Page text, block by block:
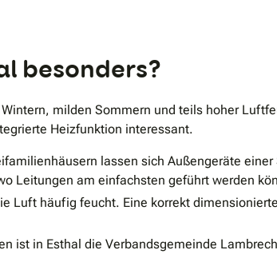
besonders?
milden Sommern und teils hoher
Heizfunktion interessant.
lassen sich Außengeräte
Leitungen am einfachsten geführt werden
Luft häufig feucht. Eine korrekt
ist in Esthal die Verbandsgemeinde